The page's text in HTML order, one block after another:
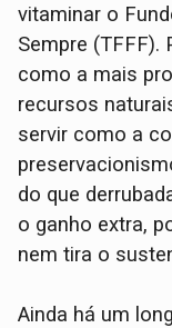
vitaminar o
Sempre (TFFF).
como a mais
recursos
servir como a
do que
o ganho extra,
nem tira o
Ainda há um